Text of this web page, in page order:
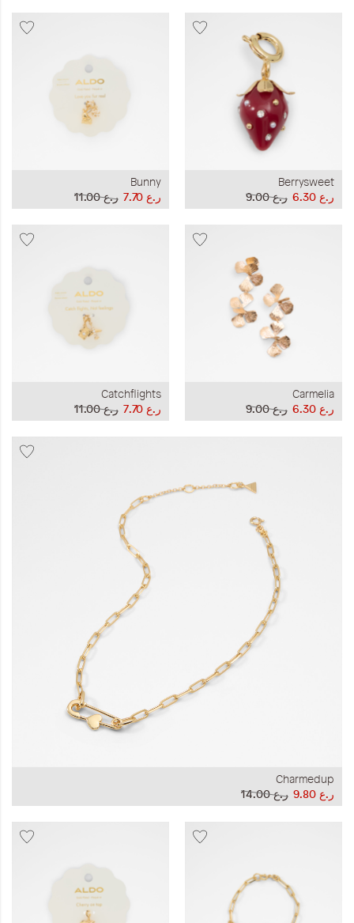
Berrysweet
ر.ع 9.00
ر.ع 6.30
Bunny
ر.ع 11.00
ر.ع 7.70
Carmelia
ر.ع 9.00
ر.ع 6.30
Catchflights
ر.ع 11.00
ر.ع 7.70
Charmedup
ر.ع 14.00
ر.ع 9.80